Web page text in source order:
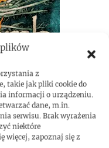
z
takie jak pliki cookie do
informacji o urządzeniu.
dane, m.in.
serwisu. Brak wyrażenia
niektóre
więcej, zapoznaj się z